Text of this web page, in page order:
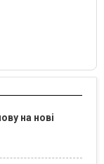
на нові